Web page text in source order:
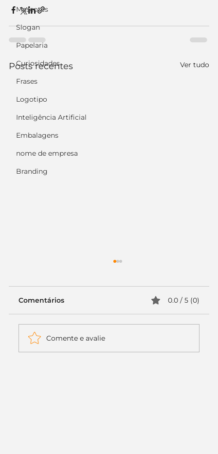
Mascotes
Slogan
Papelaria
Curiosidades
Frases
Logotipo
Inteligência Artificial
Embalagens
nome de empresa
Branding
Posts recentes Ver tudo
Comentários 0.0 / 5 (0)
Comente e avalie